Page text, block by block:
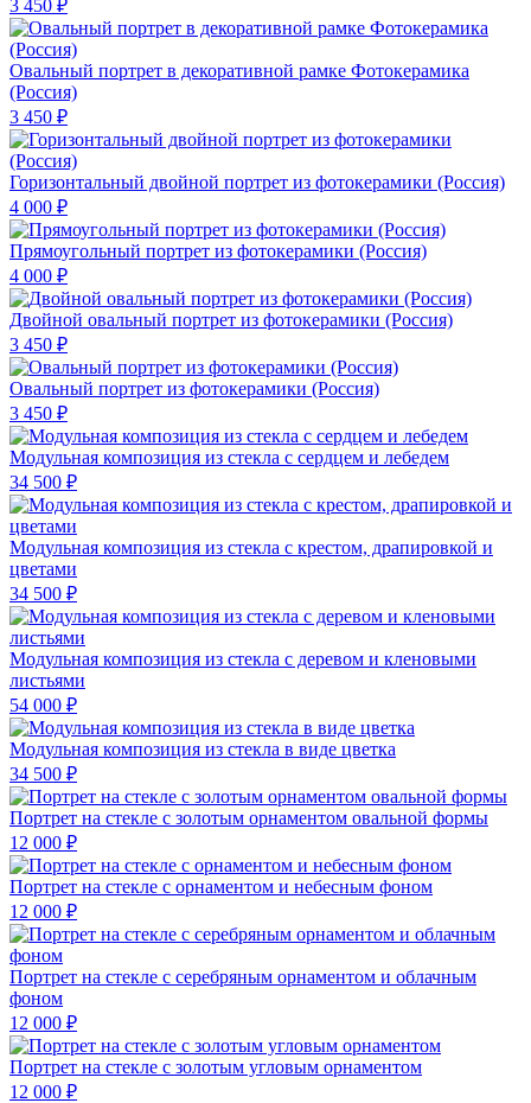
3 450 ₽
Овальный портрет в декоративной рамке Фотокерамика
(Россия)
3 450 ₽
Горизонтальный двойной портрет из фотокерамики (Россия)
4 000 ₽
Прямоугольный портрет из фотокерамики (Россия)
4 000 ₽
Двойной овальный портрет из фотокерамики (Россия)
3 450 ₽
Овальный портрет из фотокерамики (Россия)
3 450 ₽
Модульная композиция из стекла с сердцем и лебедем
34 500 ₽
Модульная композиция из стекла с крестом, драпировкой и
цветами
34 500 ₽
Модульная композиция из стекла с деревом и кленовыми
листьями
54 000 ₽
Модульная композиция из стекла в виде цветка
34 500 ₽
Портрет на стекле с золотым орнаментом овальной формы
12 000 ₽
Портрет на стекле с орнаментом и небесным фоном
12 000 ₽
Портрет на стекле с серебряным орнаментом и облачным
фоном
12 000 ₽
Портрет на стекле с золотым угловым орнаментом
12 000 ₽